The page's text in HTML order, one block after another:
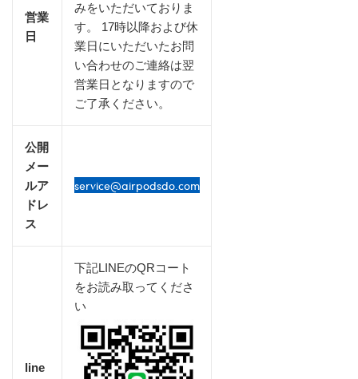
営業
日
みをいただいておりま
す。 17時以降および休
業日にいただいたお問
い合わせのご連絡は翌
営業日となりますので
ご了承ください。
公開
メー
ルア
ドレ
ス
service@airpodsdo.com
line
下記LINEのQRコート
をお読み取ってくださ
い